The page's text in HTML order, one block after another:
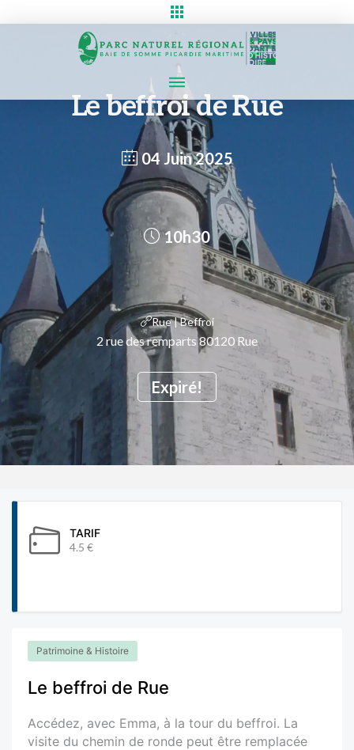
Le beffroi de Rue
04 Juin 2025
Expiré!
10h30
Rue | Beffroi
2 rue des remparts 80120 Rue
TARIF
4.5 €
Patrimoine & Histoire
Le beffroi de Rue
Accédez, avec Emma, à la tour du beffroi. La
visite du chemin de ronde peut être remplacée